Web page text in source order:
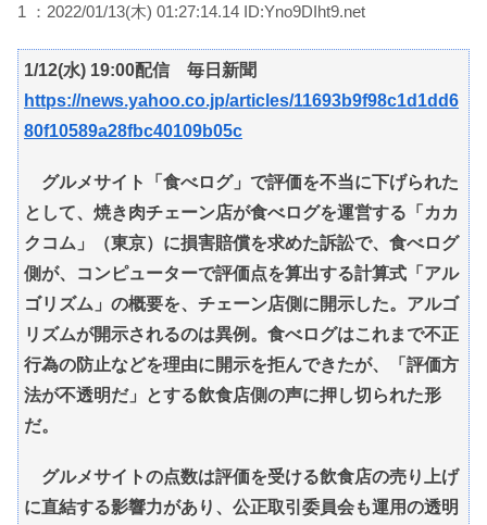
1 ：2022/01/13(木) 01:27:14.14 ID:Yno9DIht9.net
1/12(水) 19:00配信 毎日新聞
https://news.yahoo.co.jp/articles/11693b9f98c1d1dd6
80f10589a28fbc40109b05c
グルメサイト「食べログ」で評価を不当に下げられた
として、焼き肉チェーン店が食べログを運営する「カカ
クコム」（東京）に損害賠償を求めた訴訟で、食べログ
側が、コンピューターで評価点を算出する計算式「アル
ゴリズム」の概要を、チェーン店側に開示した。アルゴ
リズムが開示されるのは異例。食べログはこれまで不正
行為の防止などを理由に開示を拒んできたが、「評価方
法が不透明だ」とする飲食店側の声に押し切られた形
だ。
グルメサイトの点数は評価を受ける飲食店の売り上げ
に直結する影響力があり、公正取引委員会も運用の透明